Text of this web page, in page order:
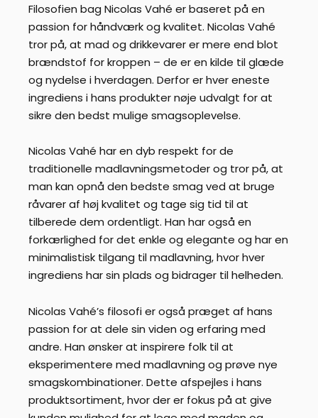
Filosofien bag Nicolas Vahé er baseret på en
passion for håndværk og kvalitet. Nicolas Vahé
tror på, at mad og drikkevarer er mere end blot
brændstof for kroppen – de er en kilde til glæde
og nydelse i hverdagen. Derfor er hver eneste
ingrediens i hans produkter nøje udvalgt for at
sikre den bedst mulige smagsoplevelse.
Nicolas Vahé har en dyb respekt for de
traditionelle madlavningsmetoder og tror på, at
man kan opnå den bedste smag ved at bruge
råvarer af høj kvalitet og tage sig tid til at
tilberede dem ordentligt. Han har også en
forkærlighed for det enkle og elegante og har en
minimalistisk tilgang til madlavning, hvor hver
ingrediens har sin plads og bidrager til helheden.
Nicolas Vahé’s filosofi er også præget af hans
passion for at dele sin viden og erfaring med
andre. Han ønsker at inspirere folk til at
eksperimentere med madlavning og prøve nye
smagskombinationer. Dette afspejles i hans
produktsortiment, hvor der er fokus på at give